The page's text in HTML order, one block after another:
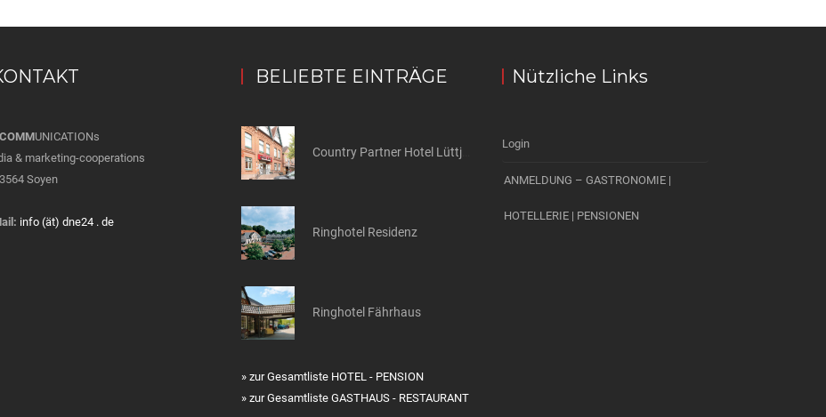
UNICATIONs
& marketing-cooperations
Soyen
info (ät) dne24 . de
BELIEBTE EINTRÄGE
Ringhotel Residenz
Ringhotel Fährhaus
» zur Gesamtliste HOTEL - PENSION
» zur Gesamtliste GASTHAUS - RESTAURANT
Nützliche Links
Login
ANMELDUNG – GASTRONOMIE |
HOTELLERIE | PENSIONEN